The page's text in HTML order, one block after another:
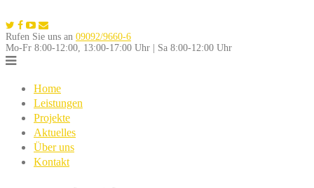
to
content
Rufen Sie uns an 09092/9660-6
Mo-Fr 8:00-12:00, 13:00-17:00 Uhr | Sa 8:00-12:00 Uhr
Home
Leistungen
Projekte
Aktuelles
Über uns
Kontakt